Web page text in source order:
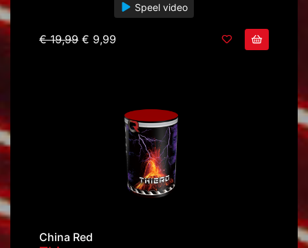
Speel video
€ 19,99 € 9,99
China Red